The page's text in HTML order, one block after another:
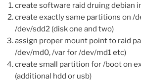
create software raid druing debian
create exactly same partitions on /
/dev/sdd2 (disk one and two)
assign proper mount point to raid
/dev/md0, /var for /dev/md1 etc)
create small partition for /boot on
(additional hdd or usb)